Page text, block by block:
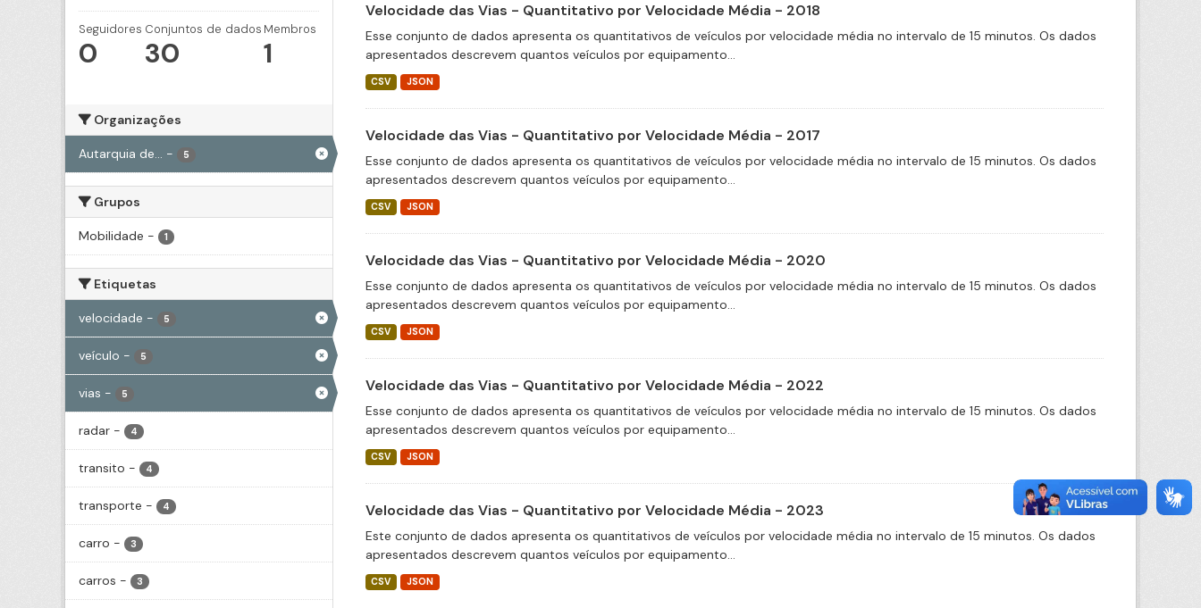
Seguidores
0
Conjuntos de dados
30
Membros
1
Organizações
Autarquia de... - 5
Grupos
Mobilidade - 1
Etiquetas
velocidade - 5
veículo - 5
vias - 5
radar - 4
transito - 4
transporte - 4
carro - 3
carros - 3
Velocidade das Vias - Quantitativo por Velocidade Média - 2018
Esse conjunto de dados apresenta os quantitativos de veículos por velocidade média no intervalo de 15 minutos. Os dados
apresentados descrevem quantos veículos por equipamento...
CSV JSON
Velocidade das Vias - Quantitativo por Velocidade Média - 2017
Esse conjunto de dados apresenta os quantitativos de veículos por velocidade média no intervalo de 15 minutos. Os dados
apresentados descrevem quantos veículos por equipamento...
CSV JSON
Velocidade das Vias - Quantitativo por Velocidade Média - 2020
Esse conjunto de dados apresenta os quantitativos de veículos por velocidade média no intervalo de 15 minutos. Os dados
apresentados descrevem quantos veículos por equipamento...
CSV JSON
Velocidade das Vias - Quantitativo por Velocidade Média - 2022
Esse conjunto de dados apresenta os quantitativos de veículos por velocidade média no intervalo de 15 minutos. Os dados
apresentados descrevem quantos veículos por equipamento...
CSV JSON
Velocidade das Vias - Quantitativo por Velocidade Média - 2023
Este conjunto de dados apresenta os quantitativos de veículos por velocidade média no intervalo de 15 minutos. Os dados
apresentados descrevem quantos veículos por equipamento...
CSV JSON